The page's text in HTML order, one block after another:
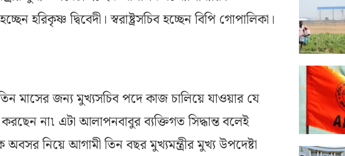
হরিকৃষ্ণ দ্বিবেদী। স্বরাষ্ট্রসচিব হচ্ছেন বিপি গোপালিকা।
মাসের জন্য মুখ্যসচিব পদে কাজ চালিয়ে যাওয়ার যে
না৷ এটা আলাপনবাবুর ব্যক্তিগত সিদ্ধান্ত বলেই
নিয়ে আগামী তিন বছর মুখ্যমন্ত্রীর মুখ্য উপদেষ্টা